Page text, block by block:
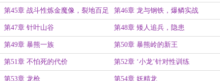
第45章 战斗性炼金魔像，裂地百足 第46章 龙与钢铁，爆鳞实战
第47章 针叶山谷 第48章 矮人追兵，隐患
第49章 暴熊一族 第50章 暴熊岭的新王
第51章 不怕死的代价 第52章 ‘小龙’针对性训练
第53章 龙枪 第54章 妖精龙